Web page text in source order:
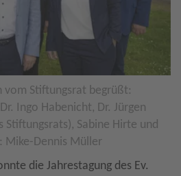
vom Stiftungsrat begrüßt:
Ingo Habenicht, Dr. Jürgen
Stiftungsrats), Sabine Hirte und
Mike-Dennis Müller
die Jahrestagung des Ev.